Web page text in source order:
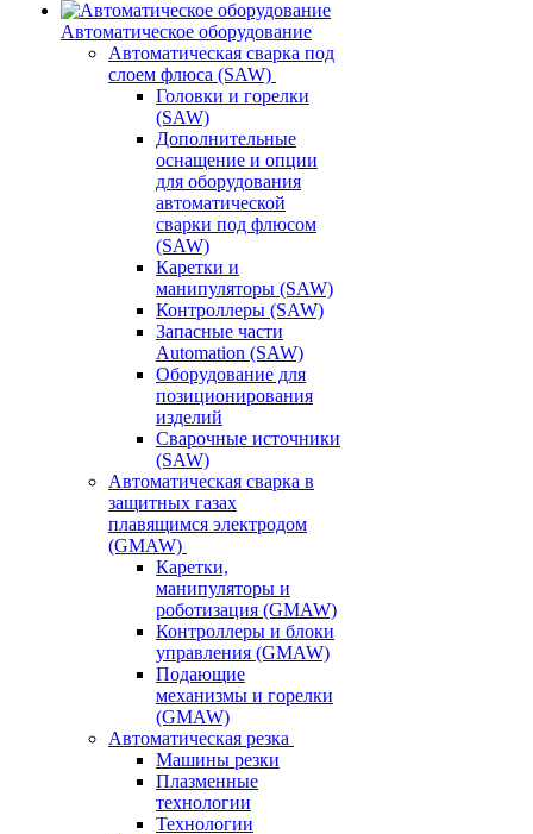
Автоматическое оборудование
Автоматическая сварка под
слоем флюса (SAW)
Головки и горелки
(SAW)
Дополнительные
оснащение и опции
для оборудования
автоматической
сварки под флюсом
(SAW)
Каретки и
манипуляторы (SAW)
Контроллеры (SAW)
Запасные части
Automation (SAW)
Оборудование для
позиционирования
изделий
Сварочные источники
(SAW)
Автоматическая сварка в
защитных газах
плавящимся электродом
(GMAW)
Каретки,
манипуляторы и
роботизация (GMAW)
Контроллеры и блоки
управления (GMAW)
Подающие
механизмы и горелки
(GMAW)
Автоматическая резка
Машины резки
Плазменные
технологии
Технологии